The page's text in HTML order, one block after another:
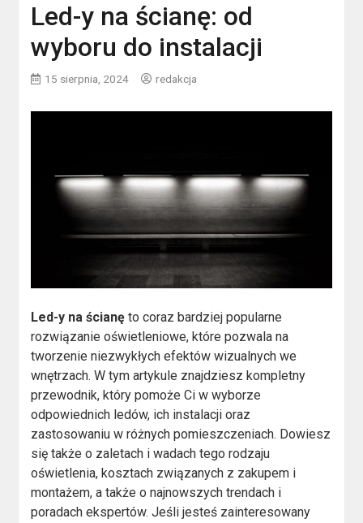
Led-y na ścianę: od
wyboru do instalacji
15 sierpnia, 2024 redakcja
Led-y na ścianę to coraz bardziej popularne
rozwiązanie oświetleniowe, które pozwala na
tworzenie niezwykłych efektów wizualnych we
wnętrzach. W tym artykule znajdziesz kompletny
przewodnik, który pomoże Ci w wyborze
odpowiednich ledów, ich instalacji oraz
zastosowaniu w różnych pomieszczeniach. Dowiesz
się także o zaletach i wadach tego rodzaju
oświetlenia, kosztach związanych z zakupem i
montażem, a także o najnowszych trendach i
poradach ekspertów. Jeśli jesteś zainteresowany